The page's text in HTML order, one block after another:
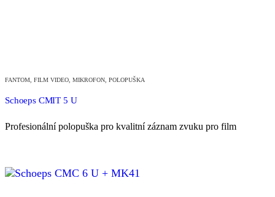
FANTOM, FILM VIDEO, MIKROFON, POLOPUŠKA
Schoeps CMIT 5 U
Profesionální polopuška pro kvalitní záznam zvuku pro film